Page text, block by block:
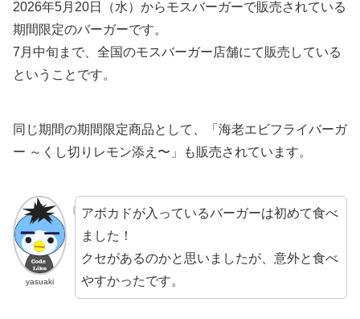
2026年5月20日（水）からモスバーガーで販売されている
期間限定のバーガーです。
7月中旬まで、全国のモスバーガー店舗にて販売している
ということです。
同じ期間の期間限定商品として、「海老エビフライバーガ
ー ～くし切りレモン添え〜」も販売されています。
yasuaki
アボカドが入っているバーガーは初めて食べ
ました！
クセがあるのかと思いましたが、意外と食べ
やすかったです。